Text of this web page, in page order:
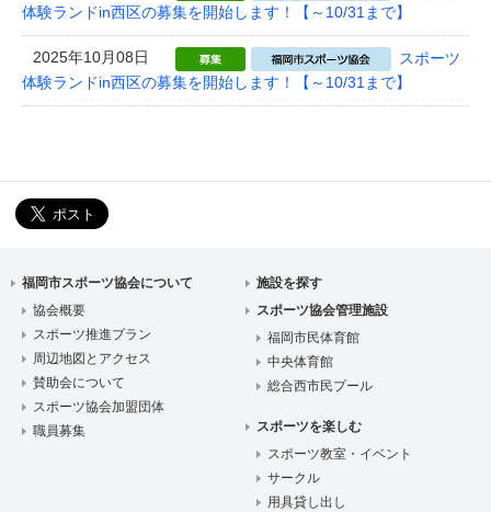
体験ランドin西区の募集を開始します！【～10/31まで】
2025年10月08日
スポーツ
体験ランドin西区の募集を開始します！【～10/31まで】
福岡市スポーツ協会について
協会概要
スポーツ推進プラン
周辺地図とアクセス
賛助会について
スポーツ協会加盟団体
職員募集
施設を探す
スポーツ協会管理施設
福岡市民体育館
中央体育館
総合西市民プール
スポーツを楽しむ
スポーツ教室・イベント
サークル
用具貸し出し